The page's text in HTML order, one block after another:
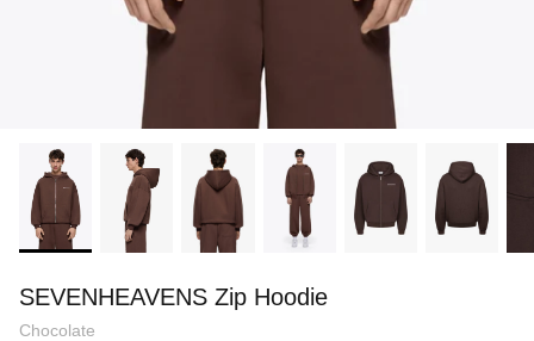
Heavy Blank Hoodie
€28,75 €35,95 Sale
SEVENHEAVENS Zip Hoodie
Chocolate